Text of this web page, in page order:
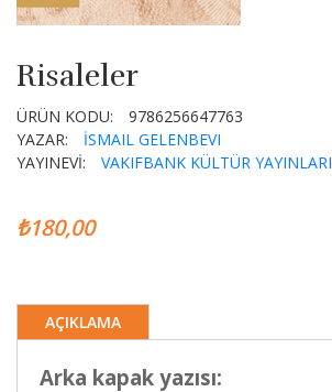
Risaleler
ÜRÜN KODU:
9786256647763
YAZAR:
İSMAIL GELENBEVI
YAYINEVİ:
VAKIFBANK KÜLTÜR YAYINLARI
₺180,00
AÇIKLAMA
Arka kapak yazısı: